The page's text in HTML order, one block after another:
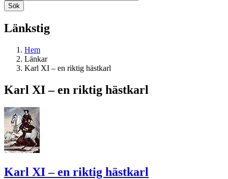
Länkstig
Hem
Länkar
Karl XI – en riktig hästkarl
Karl XI – en riktig hästkarl
Karl XI – en riktig hästkarl